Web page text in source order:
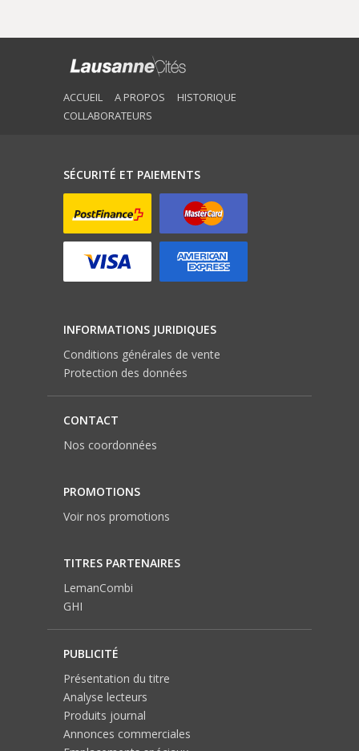
ACCUEIL A PROPOS
HISTORIQUE
COLLABORATEURS
SÉCURITÉ ET PAIEMENTS
INFORMATIONS JURIDIQUES
Conditions générales de vente
Protection des données
CONTACT
Nos coordonnées
PROMOTIONS
Voir nos promotions
TITRES PARTENAIRES
LemanCombi
GHI
PUBLICITÉ
Présentation du titre
Analyse lecteurs
Produits journal
Annonces commerciales